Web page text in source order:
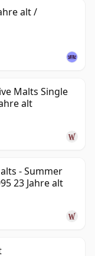
alt /
Malts Single
alt
- Summer
23 Jahre alt